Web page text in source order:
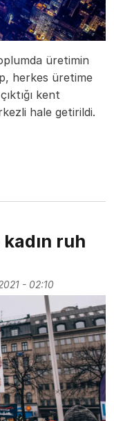
üretimin
herkes üretime
kent
hale getirildi.
ruh
- 02:10